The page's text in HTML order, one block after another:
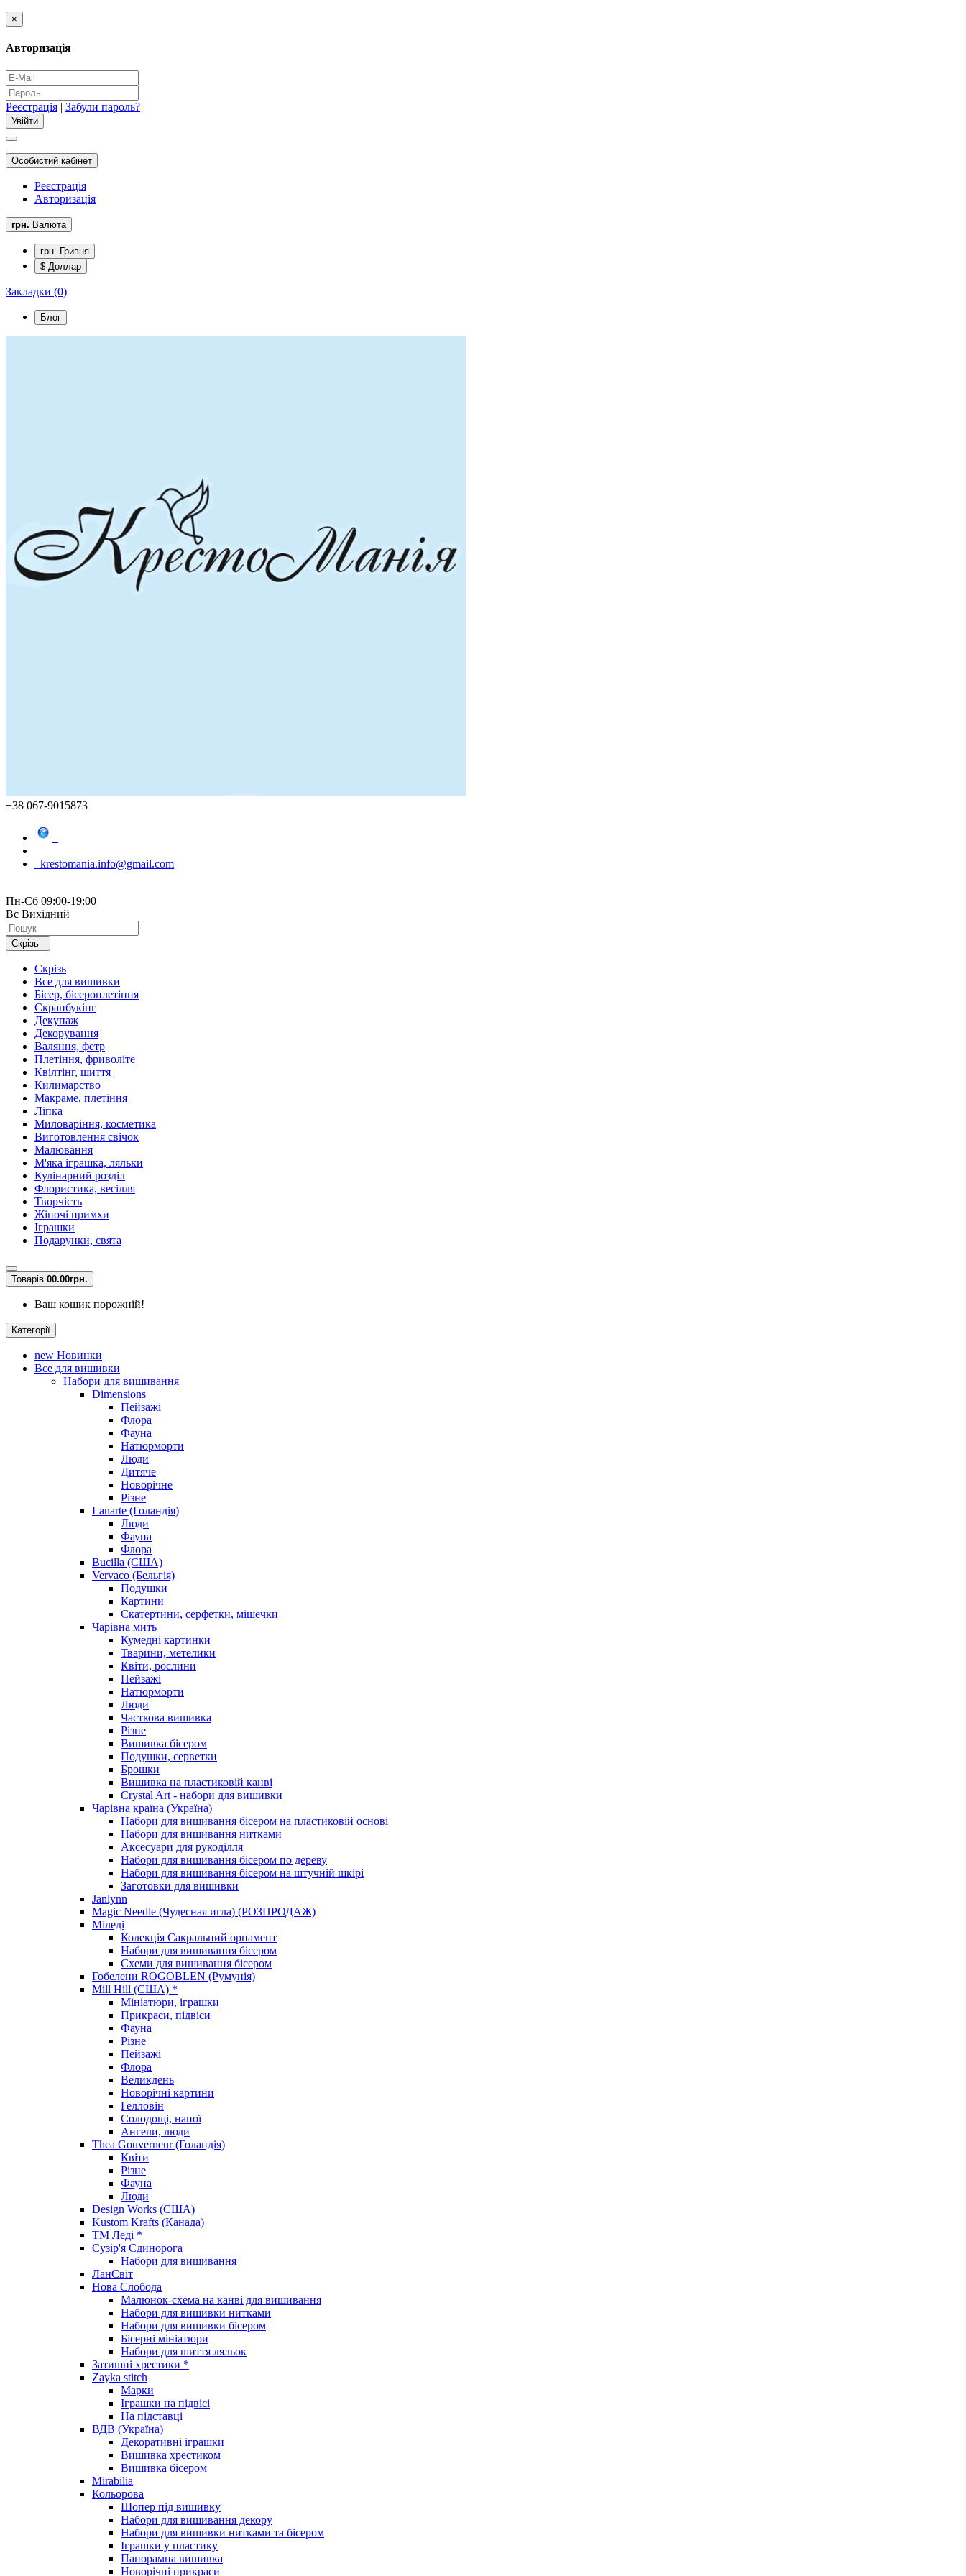
×
Авторизація
Реєстрація | Забули пароль?
Особистий кабінет
Реєстрація
Авторизація
грн. Валюта
грн. Гривня
$ Доллар
Закладки (0)
Блог
+38 067-9015873
krestomania.info@gmail.com
Пн-Сб 09:00-19:00
Вс Вихідний
Скрізь
Скрізь
Все для вишивки
Бісер, бісероплетіння
Скрапбукінг
Декупаж
Декорування
Валяння, фетр
Плетіння, фриволіте
Квілтінг, шиття
Килимарство
Макраме, плетіння
Ліпка
Миловаріння, косметика
Виготовлення свічок
Малювання
М'яка іграшка, ляльки
Кулінарний розділ
Флористика, весілля
Творчість
Жіночі примхи
Іграшки
Подарунки, свята
Товарів 00.00грн.
Ваш кошик порожній!
Категорії
new Новинки
Все для вишивки
Набори для вишивання
Dimensions
Пейзажі
Флора
Фауна
Натюрморти
Люди
Дитяче
Новорічне
Різне
Lanarte (Голандія)
Люди
Фауна
Флора
Bucilla (США)
Vervaco (Бельгія)
Подушки
Картини
Скатертини, серфетки, мішечки
Чарiвна мить
Кумедні картинки
Тварини, метелики
Квіти, рослини
Пейзажі
Натюрморти
Люди
Часткова вишивка
Різне
Вишивка бісером
Подушки, серветки
Брошки
Вишивка на пластиковій канві
Crystal Art - набори для вишивки
Чарівна країна (Україна)
Набори для вишивання бісером на пластиковій основі
Набори для вишивання нитками
Аксесуари для рукоділля
Набори для вишивання бісером по дереву
Набори для вишивання бісером на штучній шкірі
Заготовки для вишивки
Janlynn
Magic Needle (Чудесная игла) (РОЗПРОДАЖ)
Міледі
Колекція Сакральний орнамент
Набори для вишивання бісером
Схеми для вишивання бісером
Гобелени ROGOBLEN (Румунія)
Mill Hill (США) *
Мініатюри, іграшки
Прикраси, підвіси
Фауна
Різне
Пейзажі
Флора
Великдень
Новорічні картини
Гелловін
Солодощі, напої
Ангели, люди
Thea Gouverneur (Голандія)
Квіти
Різне
Фауна
Люди
Design Works (США)
Kustom Krafts (Канада)
ТМ Леді *
Сузір'я Єдинорога
Набори для вишивання
ЛанСвіт
Нова Слобода
Малюнок-схема на канві для вишивання
Набори для вишивки нитками
Набори для вишивки бісером
Бісерні мініатюри
Набори для шиття ляльок
Затишні хрестики *
Zayka stitch
Марки
Іграшки на підвісі
На підставці
ВДВ (Україна)
Декоративні іграшки
Вишивка хрестиком
Вишивка бісером
Mirabilia
Кольорова
Шопер під вишивку
Набори для вишивання декору
Набори для вишивки нитками та бісером
Іграшки у пластику
Панорамна вишивка
Новорічні прикраси